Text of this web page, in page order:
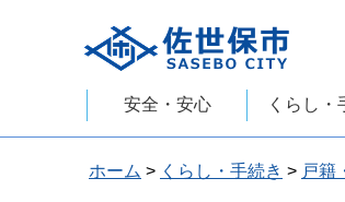
佐世保市
安全・安心 くらし・
ホーム > くらし・手続き > 戸籍